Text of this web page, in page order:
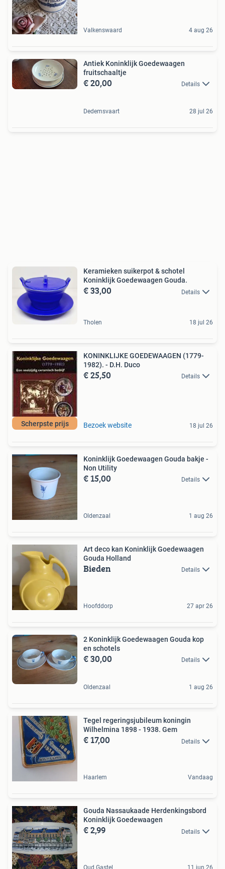
Valkenswaard 4 aug 26
Antiek Koninklijk Goedewaagen
fruitschaaltje
€ 20,00 Details
Dedemsvaart 28 jul 26
Keramieken suikerpot & schotel
Koninklijk Goedewaagen Gouda.
€ 33,00 Details
Tholen 18 jul 26
Scherpste prijs
KONINKLIJKE GOEDEWAAGEN (1779-
1982). - D.H. Duco
€ 25,50 Details
Bezoek website 18 jul 26
Koninklijk Goedewaagen Gouda bakje -
Non Utility
€ 15,00 Details
Oldenzaal 1 aug 26
Art deco kan Koninklijk Goedewaagen
Gouda Holland
Bieden Details
Hoofddorp 27 apr 26
2 Koninklijk Goedewaagen Gouda kop
en schotels
€ 30,00 Details
Oldenzaal 1 aug 26
Tegel regeringsjubileum koningin
Wilhelmina 1898 - 1938. Gem
€ 17,00 Details
Haarlem Vandaag
Gouda Nassaukaade Herdenkingsbord
Koninklijk Goedewaagen
€ 2,99 Details